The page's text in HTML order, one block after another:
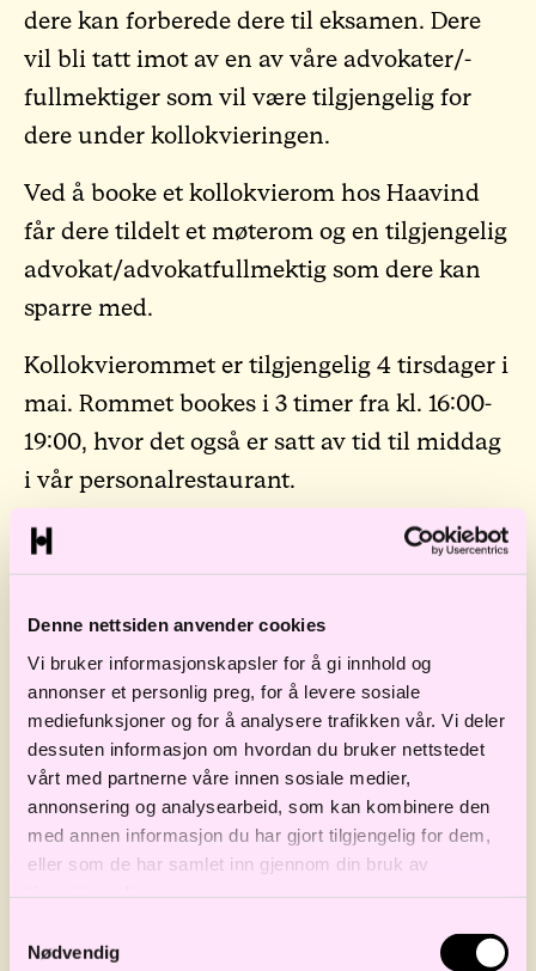
Denne nettsiden anvender cookies
Vi bruker informasjonskapsler for å gi innhold og
annonser et personlig preg, for å levere sosiale
mediefunksjoner og for å analysere trafikken vår. Vi deler
dessuten informasjon om hvordan du bruker nettstedet
vårt med partnerne våre innen sosiale medier,
annonsering og analysearbeid, som kan kombinere den
med annen informasjon du har gjort tilgjengelig for dem,
eller som de har samlet inn gjennom din bruk av
Nødvendig
dere kan forberede dere til eksamen. Dere
vil bli tatt imot av en av våre advokater/-
fullmektiger som vil være tilgjengelig for
dere under kollokvieringen.
Ved å booke et kollokvierom hos Haavind
får dere tildelt et møterom og en tilgjengelig
advokat/advokatfullmektig som dere kan
sparre med.
Kollokvierommet er tilgjengelig 4 tirsdager i
mai. Rommet bookes i 3 timer fra kl. 16:00-
19:00, hvor det også er satt av tid til middag
i vår personalrestaurant.
Bruk skjemaet under for å melde din
interesse. Merk at det er en begrensning på
maks seks studenter per gruppe.
Når kan du booke?
7. mai
(påmeldingsfrist: 29. april)
14. mai (påmeldingsfrist: 6. mai)
21. mai(påmeldingsfrist: 13. mai)
(påmeldingsfrist: 20. mai)